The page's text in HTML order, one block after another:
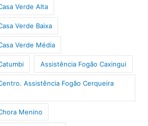
Verde Alta
Verde Baixa
Verde Média
Assistência Fogão Caxingui
Assistência Fogão Cerqueira
Menino